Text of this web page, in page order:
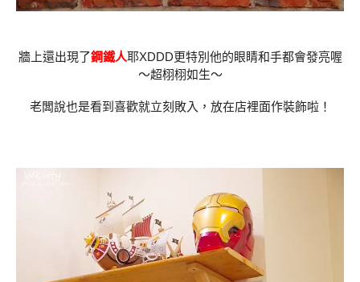
牆上還出現了鋼鐵人耶XDDD更特別他的眼睛和手都會發亮喔
～超栩栩如生～
老闆說也是看到喜歡就立刻敗入，放在店裡面作裝飾啦！